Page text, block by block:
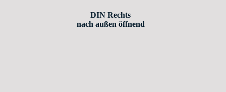
DIN Rechts
nach außen öffnend